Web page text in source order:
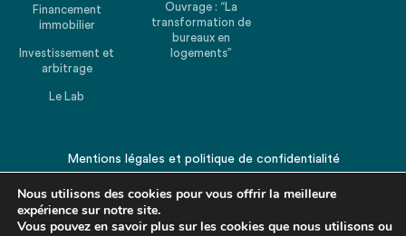
Financement
immobilier
Investissement et
arbitrage
Le Lab
Ouvrage : “La
transformation de
bureaux en
logements”
Mentions légales et politique de confidentialité
Nous utilisons des cookies pour vous offrir la meilleure
expérience sur notre site.
Vous pouvez en savoir plus sur les cookies que nous utilisons ou